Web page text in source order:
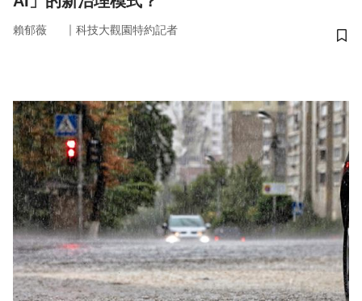
賴郁薇 ｜ 科技大觀園特約記者
儲